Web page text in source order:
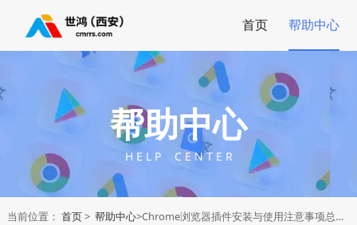
首页 帮助中心
帮助中心
H E L P C E N T E R
当前位置： 首页> 帮助中心>Chrome浏览器插件安装与使用注意事项总结详解